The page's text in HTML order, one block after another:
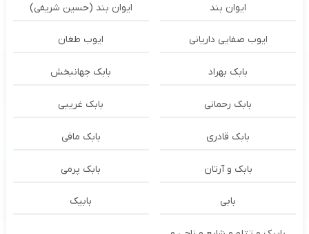
ایوان بند ایوان بند (حسین شریفی)
ایوب صفایی داریانی ایوب طغان
بابک بهراد بابک جهانبخش
بابک رحمانی بابک غریبی
بابک قادری بابک مافی
بابک و آرتان بابک پرمی
بابی بابیک